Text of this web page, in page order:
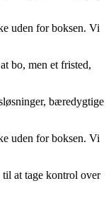
uden for boksen. Vi
bo, men et fristed,
bæredygtige
uden for boksen. Vi
at tage kontrol over